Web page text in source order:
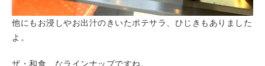
他にもお浸しやお出汁のきいたポテサラ、ひじきもありました
よ。
ザ・和食、なラインナップですね。